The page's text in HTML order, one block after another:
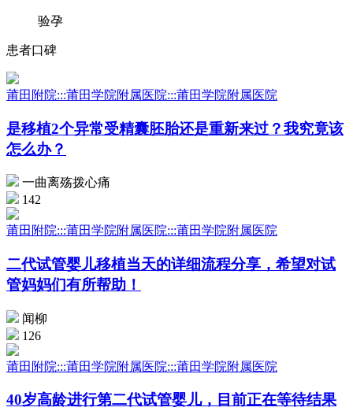
验孕
患者口碑
莆田附院:::莆田学院附属医院:::莆田学院附属医院
是移植2个异常受精囊胚胎还是重新来过？我究竟该
怎么办？
一曲离殇拨心痛
142
莆田附院:::莆田学院附属医院:::莆田学院附属医院
二代试管婴儿移植当天的详细流程分享，希望对试
管妈妈们有所帮助！
闻柳
126
莆田附院:::莆田学院附属医院:::莆田学院附属医院
40岁高龄进行第二代试管婴儿，目前正在等待结果